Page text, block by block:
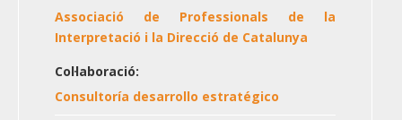
Associació de Professionals de la
Interpretació i la Direcció de Catalunya
Col·laboració:
Consultoría desarrollo estratégico